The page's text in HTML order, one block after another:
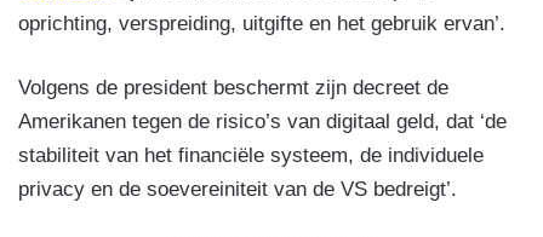
oprichting, verspreiding, uitgifte en het gebruik ervan’.
Volgens de president beschermt zijn decreet de
Amerikanen tegen de risico’s van digitaal geld, dat ‘de
stabiliteit van het financiële systeem, de individuele
privacy en de soevereiniteit van de VS bedreigt’.